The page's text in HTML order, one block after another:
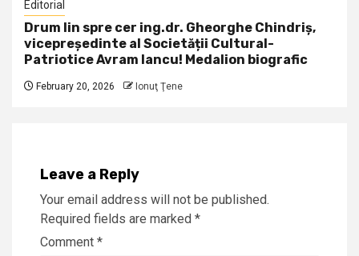
Editorial
Drum lin spre cer ing.dr. Gheorghe Chindriș,
vicepreședinte al Societății Cultural-
Patriotice Avram Iancu! Medalion biografic
February 20, 2026 Ionuţ Ţene
Leave a Reply
Your email address will not be published.
Required fields are marked *
Comment *